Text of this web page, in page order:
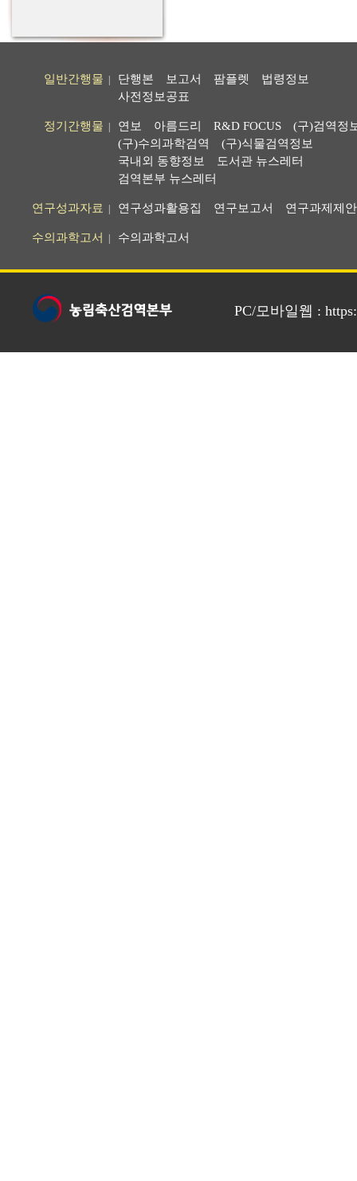
일반간행물 단행본 보고서 팜플렛
법령정보
사전정보공표
정기간행물 연보 아름드리 R&D FOCUS
(구)검역정
(구)수의과학검역
(구)식물검역정보
국내외 동향정보
도서관 뉴스레터
검역본부 뉴스레터
연구성과자료 연구성과활용집 연구보고서 연구과제제
수의과학고서 수의과학고서
PC/모바일웹 :